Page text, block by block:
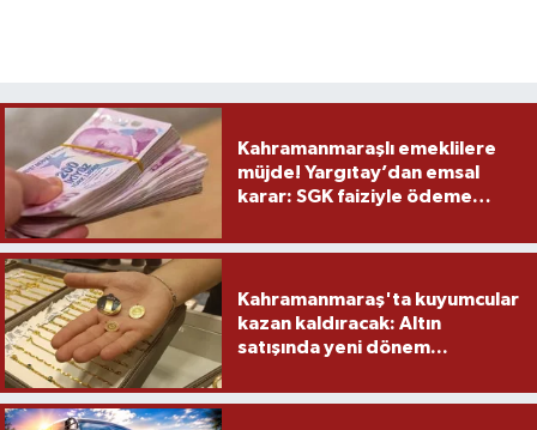
Kahramanmaraşlı emeklilere
müjde! Yargıtay’dan emsal
karar: SGK faiziyle ödeme
Kahramanmaraş'ta kuyumcular
kazan kaldıracak: Altın
satışında yeni dönem...